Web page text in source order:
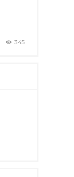
345